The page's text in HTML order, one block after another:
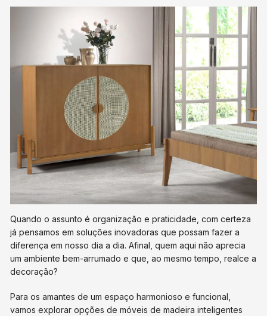
Quando o assunto é organização e praticidade, com certeza
já pensamos em soluções inovadoras que possam fazer a
diferença em nosso dia a dia. Afinal, quem aqui não aprecia
um ambiente bem-arrumado e que, ao mesmo tempo, realce a
decoração?
Para os amantes de um espaço harmonioso e funcional,
vamos explorar opções de móveis de madeira inteligentes